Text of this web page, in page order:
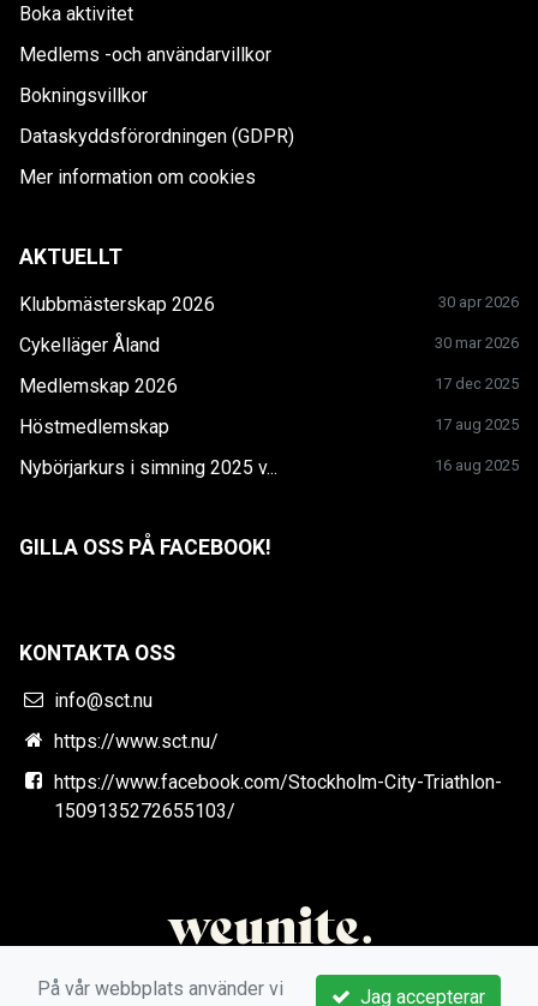
Boka aktivitet
Medlems -och användarvillkor
Bokningsvillkor
Dataskyddsförordningen (GDPR)
Mer information om cookies
AKTUELLT
Klubbmästerskap 2026 30 apr 2026
Cykelläger Åland 30 mar 2026
Medlemskap 2026 17 dec 2025
Höstmedlemskap 17 aug 2025
Nybörjarkurs i simning 2025 v... 16 aug 2025
GILLA OSS PÅ FACEBOOK!
KONTAKTA OSS
info@sct.nu
https://www.sct.nu/
https://www.facebook.com/Stockholm-City-Triathlon-
1509135272655103/
Jag accepterar
På vår webbplats använder vi